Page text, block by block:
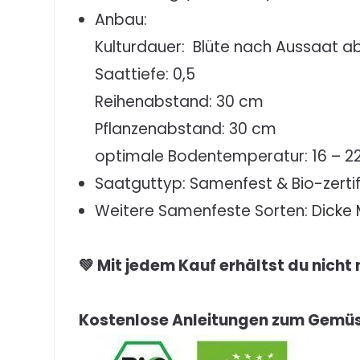
Anbau:
Kulturdauer: Blüte nach Aussaat
Saattiefe: 0,5
Reihenabstand: 30 cm
Pflanzenabstand: 30 cm
optimale Bodentemperatur: 16 –
Saatguttyp: Samenfest & Bio-
Weitere Samenfeste Sorten: Dicke
💚 Mit jedem Kauf erhältst du
Kostenlose Anleitungen zum